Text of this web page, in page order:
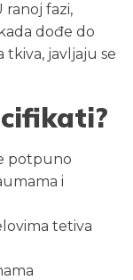
ranoj fazi,
dođe do
javljaju se
potpuno
i
tetiva